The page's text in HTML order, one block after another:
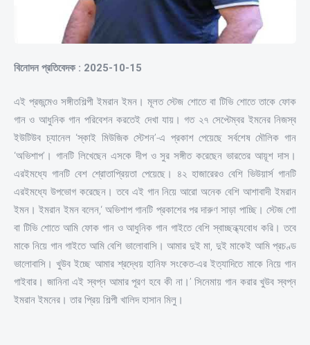
বিনোদন প্রতিবেদক : 2025-10-15
এই প্রজন্মেও সঙ্গীতশিল্পী ইমরান ইমন। মূলত স্টেজ শোতে বা টিভি শোতে তাকে ফোক
গান ও আধুনিক গান পরিবেশন করতেই দেখা যায়। গত ২৭ সেপ্টেম্বর ইমনের নিজস্ব
ইউটিউব চ্যানেল ‘স্কাই মিউজিক স্টেশন’-এ প্রকাশ পেয়েছে সর্বশেষ মৌলিক গান
‘অভিশাপ’। গানটি লিখেছেন এসকে দীপ ও সুর সঙ্গীত করেছেন ভারতের আয়ূশ দাস।
এরইমধ্যে গানটি বেশ শ্রোতাপ্রিয়তা পেয়েছে। ৪২ হাজারেরও বেশি ভিউয়ার্স গানটি
এরইমধ্যে উপভোগ করেছেন। তবে এই গান নিয়ে আরো অনেক বেশি আশাবাদী ইমরান
ইমন। ইমরান ইমন বলেন,‘ অভিশাপ গানটি প্রকাশের পর দারুণ সাড়া পাচ্ছি। স্টেজ শো
বা টিভি শোতে আমি ফোক গান ও আধুনিক গান গাইতে বেশি স্বাচ্ছন্ধ্যবোধ করি। তবে
মাকে নিয়ে গান গাইতে আমি বেশি ভালোবাসি। আমার দুই মা, দুই মাকেই আমি প্রচণ্ড
ভালোবাসি। খুউব ইচ্ছে আমার শ্রদ্ধেয় হানিফ সংকেত-এর ইত্যাদিতে মাকে নিয়ে গান
গাইবার। জানিনা এই স্বপ্ন আমার পূরণ হবে কী না।’ সিনেমায় গান করার খুউব স্বপ্ন
ইমরান ইমনের। তার প্রিয় শিল্পী খালিদ হাসান মিলু।